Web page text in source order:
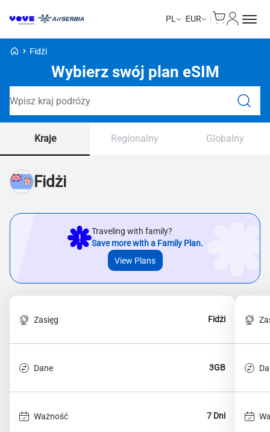
PL EUR
Strona główna Voye
Fidżi
Wybierz swój plan eSIM
Kraje Regionalny Globalny
Fidżi
Traveling with family?
Save more with a Family Plan.
View Plans
Zasięg Fidżi
Dane 3GB
Ważność 7 Dni